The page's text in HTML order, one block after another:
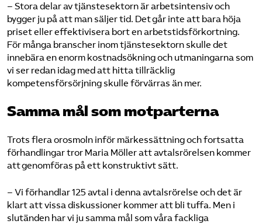
– Stora delar av tjänstesektorn är arbetsintensiv och
bygger ju på att man säljer tid. Det går inte att bara höja
priset eller effektivisera bort en arbetstidsförkortning.
För många branscher inom tjänstesektorn skulle det
innebära en enorm kostnadsökning och utmaningarna som
vi ser redan idag med att hitta tillräcklig
kompetensförsörjning skulle förvärras än mer.
Samma mål som motparterna
Trots flera orosmoln inför märkessättning och fortsatta
förhandlingar tror Maria Möller att avtalsrörelsen kommer
att genomföras på ett konstruktivt sätt.
– Vi förhandlar 125 avtal i denna avtalsrörelse och det är
klart att vissa diskussioner kommer att bli tuffa. Men i
slutänden har vi ju samma mål som våra fackliga